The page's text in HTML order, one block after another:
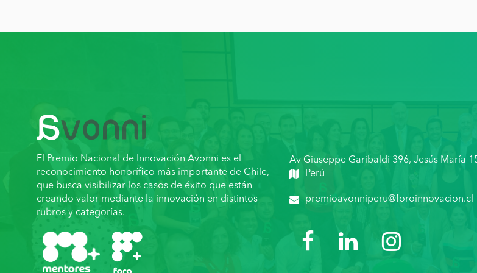
El Premio Nacional de Innovación Avonni es el
reconocimiento honorífico más importante de Chile,
que busca visibilizar los casos de éxito que están
creando valor mediante la innovación en distintos
rubros y categorías.
Av Giuseppe Garibaldi 396, Jesús María
Perú
premioavonniperu@foroinnovacion.cl